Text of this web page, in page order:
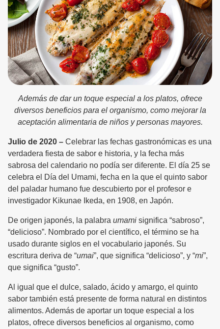
Además de dar un toque especial a los platos, ofrece
diversos beneficios para el organismo, como mejorar la
aceptación alimentaria de niños y personas mayores.
Julio de 2020 – Celebrar las fechas gastronómicas es una
verdadera fiesta de sabor e historia, y la fecha más
sabrosa del calendario no podía ser diferente. El día 25 se
celebra el Día del Umami, fecha en la que el quinto sabor
del paladar humano fue descubierto por el profesor e
investigador Kikunae Ikeda, en 1908, en Japón.
De origen japonés, la palabra umami significa “sabroso”,
“delicioso”. Nombrado por el científico, el término se ha
usado durante siglos en el vocabulario japonés. Su
escritura deriva de “umai”, que significa “delicioso”, y “mi”,
que significa “gusto”.
Al igual que el dulce, salado, ácido y amargo, el quinto
sabor también está presente de forma natural en distintos
alimentos. Además de aportar un toque especial a los
platos, ofrece diversos beneficios al organismo, como